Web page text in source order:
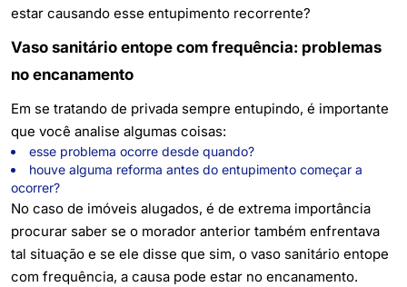
estar causando esse entupimento recorrente?
Vaso sanitário entope com frequência: problemas
no encanamento
Em se tratando de privada sempre entupindo, é importante
que você analise algumas coisas:
esse problema ocorre desde quando?
houve alguma reforma antes do entupimento começar a
ocorrer?
No caso de imóveis alugados, é de extrema importância
procurar saber se o morador anterior também enfrentava
tal situação e se ele disse que sim, o vaso sanitário entope
com frequência, a causa pode estar no encanamento.